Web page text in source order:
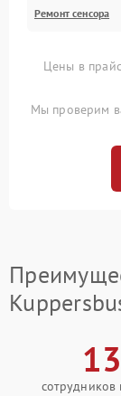
Ремонт сенсора
Цены в
Мы проверим
13
сотрудников